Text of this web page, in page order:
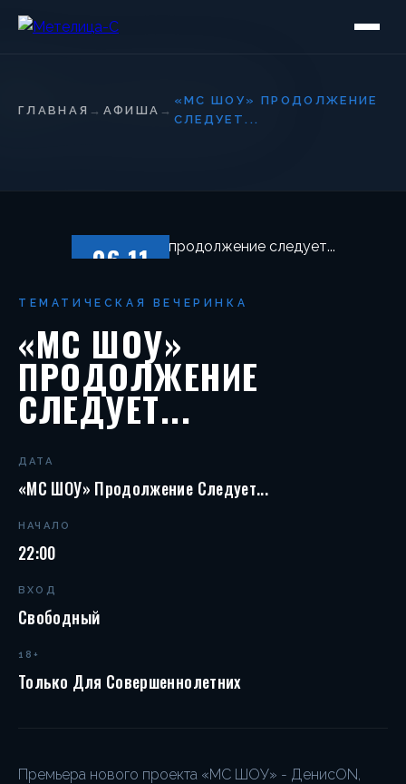
ГЛАВНАЯ → АФИША →
«МС ШОУ» ПРОДОЛЖЕНИЕ
СЛЕДУЕТ...
06.11
ТЕМАТИЧЕСКАЯ ВЕЧЕРИНКА
«МС ШОУ»
ПРОДОЛЖЕНИЕ
СЛЕДУЕТ...
ДАТА
«МС ШОУ» Продолжение Следует...
НАЧАЛО
22:00
ВХОД
Свободный
18+
Только Для Совершеннолетних
Премьера нового проекта «МС ШОУ» - ДенисON,